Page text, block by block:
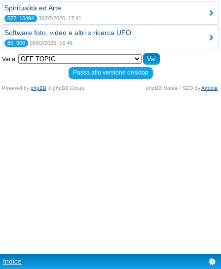
Spiritualità ed Arte
577, 16494 30/07/2026, 17:41
Software foto, video e altri x ricerca UFO
85, 966 09/02/2026, 16:46
Vai a:
Passa allo versione desktop
Powered by phpBB © phpBB Group. phpBB Mobile / SEO byArtodia
Indice